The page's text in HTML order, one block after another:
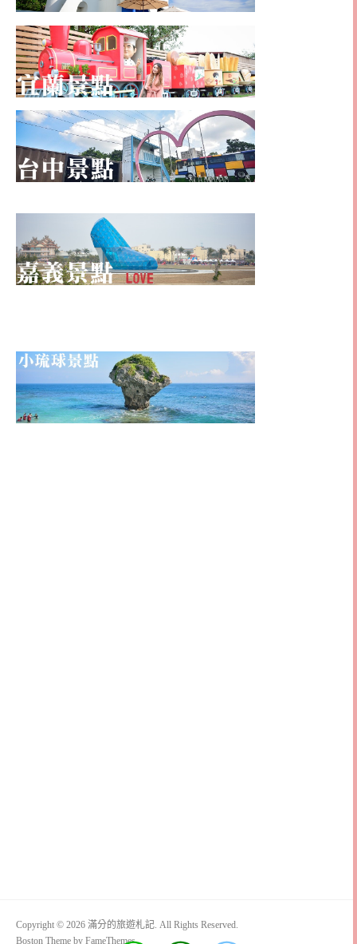
Copyright © 2026 滿分的旅遊札記. All Rights Reserved.
Boston Theme by FameThemes